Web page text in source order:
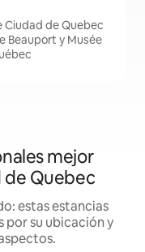
Ciudad de Quebec
Beauport y Musée
mejor
de Quebec
estas estancias
por su ubicación y